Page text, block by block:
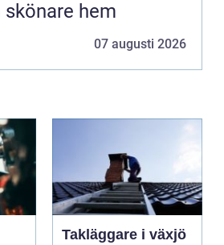
hem
07 augusti 2026
Takläggare i växjö